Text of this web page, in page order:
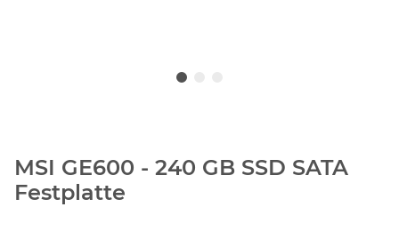
MSI GE600 - 240 GB SSD SATA
Festplatte